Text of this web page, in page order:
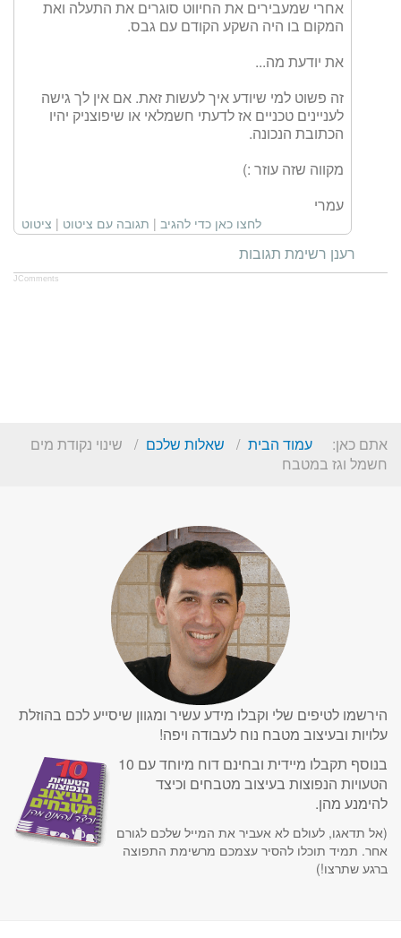
אחרי שמעבירים את החיווט סוגרים את התעלה ואת
המקום בו היה השקע הקודם עם גבס.
את יודעת מה...
זה פשוט למי שיודע איך לעשות זאת. אם אין לך גישה
לעניינים טכניים אז לדעתי חשמלאי או שיפוצניק יהיו
הכתובת הנכונה.
מקווה שזה עוזר :)
עמרי
לחצו כאן כדי להגיב | תגובה עם ציטוט | ציטוט
רענן רשימת תגובות
JComments
אתם כאן: עמוד הבית שאלות שלכם
שינוי נקודת מים
חשמל וגז במטבח
הירשמו לטיפים שלי וקבלו מידע עשיר ומגוון שיסייע לכם בהוזלת
עלויות ובעיצוב מטבח נוח לעבודה ויפה!
בנוסף תקבלו מיידית ובחינם דוח מיוחד עם 10
הטעויות הנפוצות בעיצוב מטבחים וכיצד
להימנע מהן.
(אל תדאגו, לעולם לא אעביר את המייל שלכם לגורם
אחר. תמיד תוכלו להסיר עצמכם מרשימת התפוצה
ברגע שתרצו!)